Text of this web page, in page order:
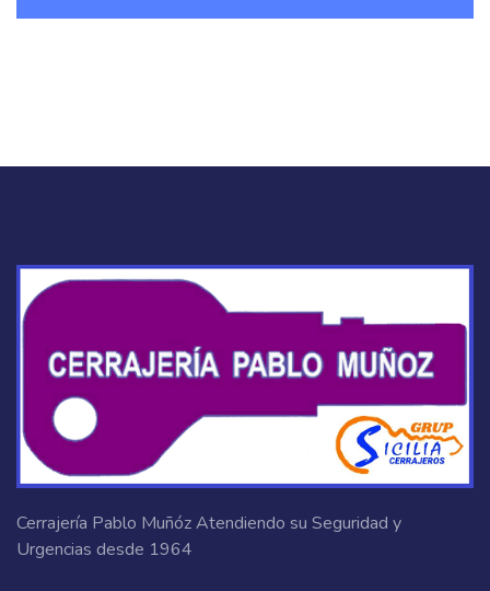
Cerrajería Pablo Muñóz Atendiendo su Seguridad y
Urgencias desde 1964